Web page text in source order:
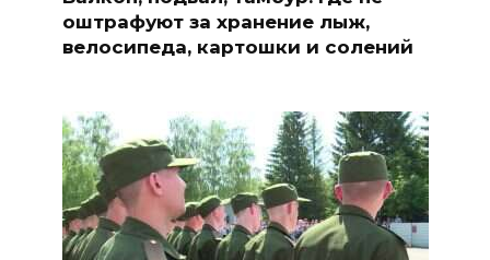
оштрафуют за хранение лыж,
велосипеда, картошки и солений